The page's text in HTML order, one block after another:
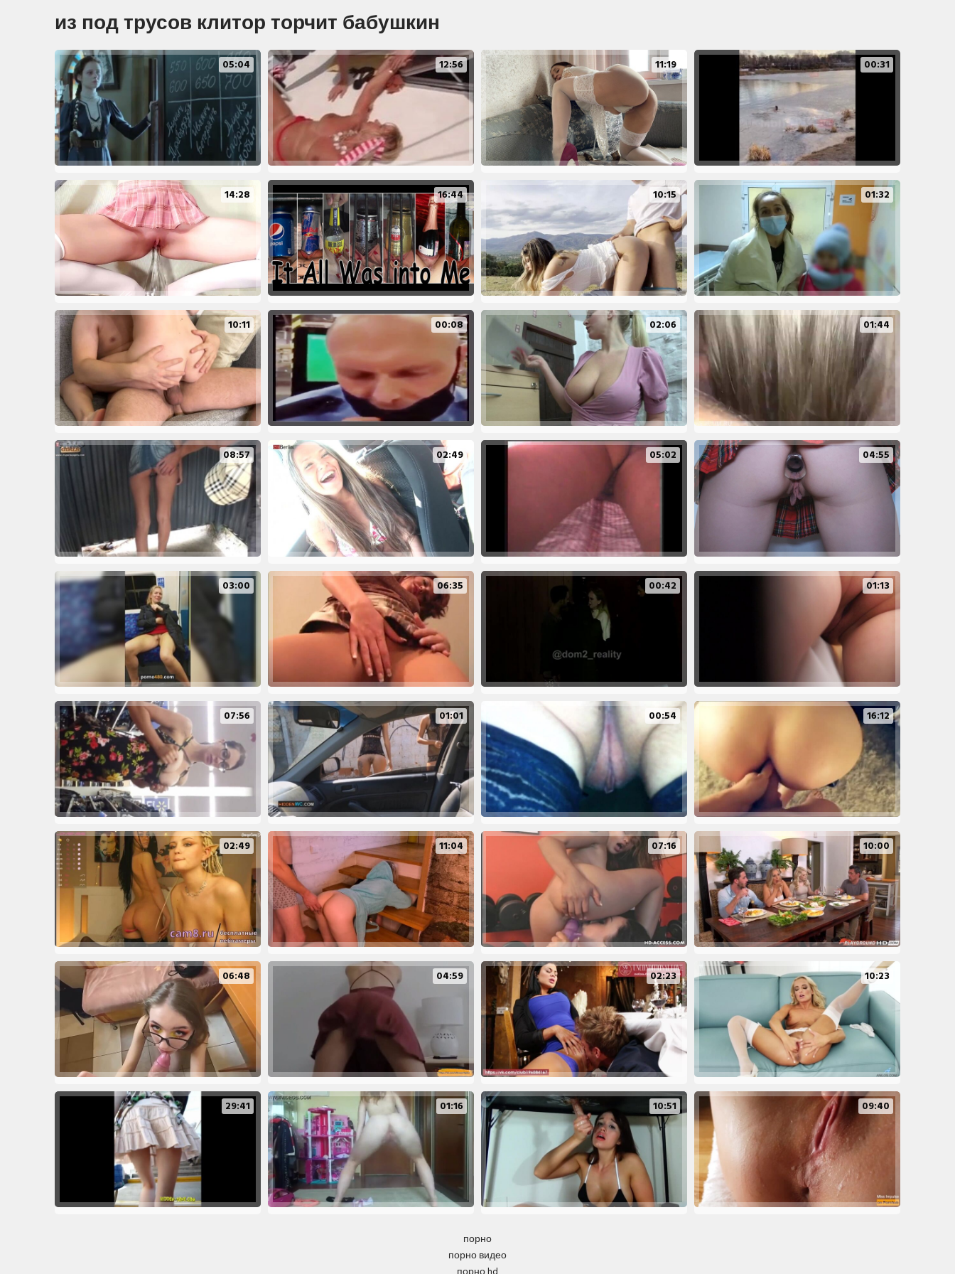
из под трусов клитор торчит бабушкин
05:04 12:56 11:19 00:31
14:28 16:44 10:15 01:32
10:11 00:08 02:06 01:44
08:57 02:49 05:02 04:55
03:00 06:35 00:42 01:13
07:56 01:01 00:54 16:12
02:49 11:04 07:16 10:00
06:48 04:59 02:23 10:23
29:41 01:16 10:51 09:40
порно
порно видео